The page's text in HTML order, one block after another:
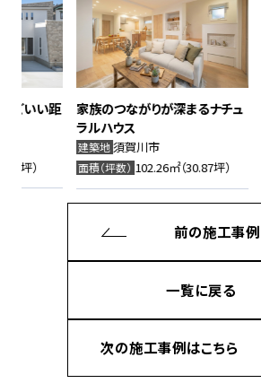
家族のつながりが深まるナチュ
ラルハウス
須賀川市
面積（坪数） 102.26㎡（30.87坪）
静けさに
ライクな
前の施工事
一覧に戻る
次の施工事例はこちら